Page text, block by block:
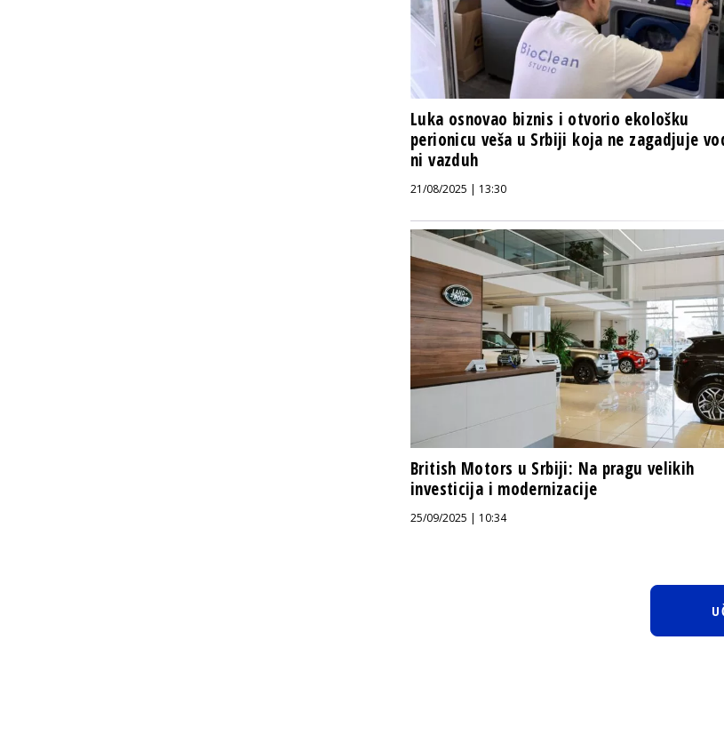
Luka osnovao biznis i otvorio ekološku
perionicu veša u Srbiji koja ne zagadjuje
ni vazduh
21/08/2025 | 13:30
British Motors u Srbiji: Na pragu velikih
investicija i modernizacije
25/09/2025 | 10:34